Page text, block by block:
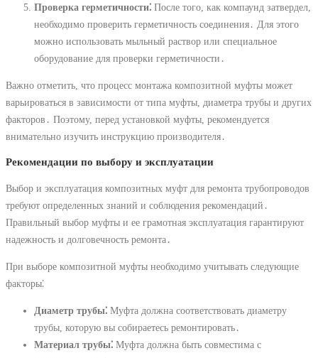
Проверка герметичности⁚ После того, как компаунд затвердел,
необходимо проверить герметичность соединения․ Для этого
можно использовать мыльный раствор или специальное
оборудование для проверки герметичности․
Важно отметить, что процесс монтажа композитной муфты может
варьироваться в зависимости от типа муфты, диаметра трубы и других
факторов․ Поэтому, перед установкой муфты, рекомендуется
внимательно изучить инструкцию производителя․
Рекомендации по выбору и эксплуатации
Выбор и эксплуатация композитных муфт для ремонта трубопроводов
требуют определенных знаний и соблюдения рекомендаций․
Правильный выбор муфты и ее грамотная эксплуатация гарантируют
надежность и долговечность ремонта․
При выборе композитной муфты необходимо учитывать следующие
факторы⁚
Диаметр трубы⁚ Муфта должна соответствовать диаметру
трубы, которую вы собираетесь ремонтировать․
Материал трубы⁚ Муфта должна быть совместима с